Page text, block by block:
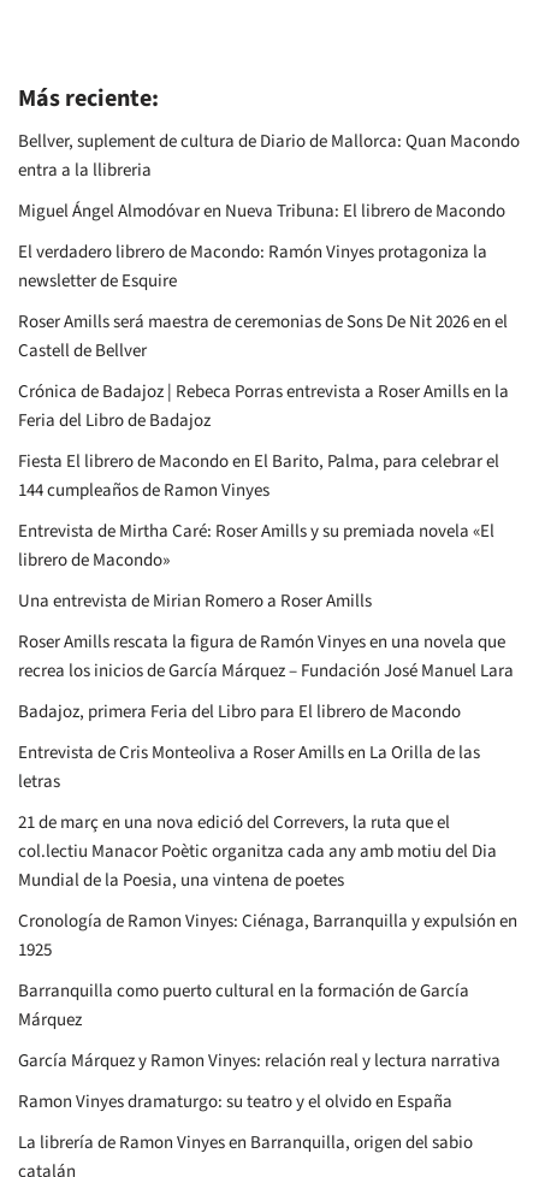
Más reciente:
Bellver, suplement de cultura de Diario de Mallorca: Quan Macondo
entra a la llibreria
Miguel Ángel Almodóvar en Nueva Tribuna: El librero de Macondo
El verdadero librero de Macondo: Ramón Vinyes protagoniza la
newsletter de Esquire
Roser Amills será maestra de ceremonias de Sons De Nit 2026 en el
Castell de Bellver
Crónica de Badajoz | Rebeca Porras entrevista a Roser Amills en la
Feria del Libro de Badajoz
Fiesta El librero de Macondo en El Barito, Palma, para celebrar el
144 cumpleaños de Ramon Vinyes
Entrevista de Mirtha Caré: Roser Amills y su premiada novela «El
librero de Macondo»
Una entrevista de Mirian Romero a Roser Amills
Roser Amills rescata la figura de Ramón Vinyes en una novela que
recrea los inicios de García Márquez – Fundación José Manuel Lara
Badajoz, primera Feria del Libro para El librero de Macondo
Entrevista de Cris Monteoliva a Roser Amills en La Orilla de las
letras
21 de març en una nova edició del Correvers, la ruta que el
col.lectiu Manacor Poètic organitza cada any amb motiu del Dia
Mundial de la Poesia, una vintena de poetes
Cronología de Ramon Vinyes: Ciénaga, Barranquilla y expulsión en
1925
Barranquilla como puerto cultural en la formación de García
Márquez
García Márquez y Ramon Vinyes: relación real y lectura narrativa
Ramon Vinyes dramaturgo: su teatro y el olvido en España
La librería de Ramon Vinyes en Barranquilla, origen del sabio
catalán